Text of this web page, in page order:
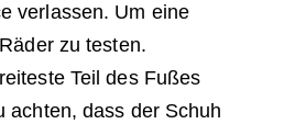
verlassen. Um eine
zu testen.
Teil des Fußes
achten, dass der Schuh